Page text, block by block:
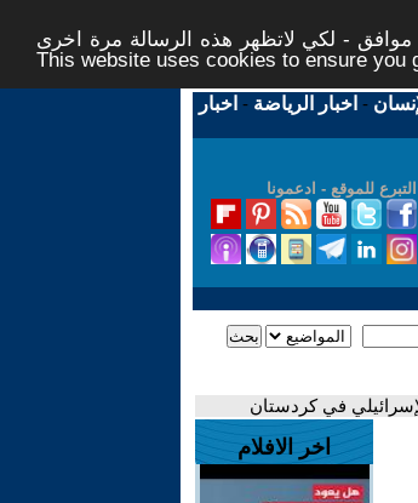
- لكي لاتظهر هذه الرسالة مرة اخرى -
This website uses cookies to ensure you
- اخبار الرياضة - اخبار
التبرع للموقع - ادعمونا
في كردستان
اخر الافلام